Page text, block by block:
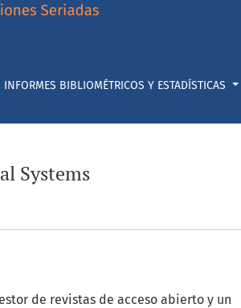
INFORMES BIBLIOMÉTRICOS Y ESTADÍSTICAS
Systems
de revistas de acceso abierto y un